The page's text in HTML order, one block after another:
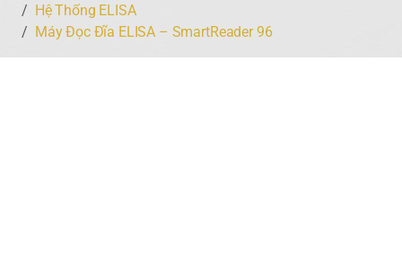
Hệ Thống ELISA
Máy Đọc Đĩa ELISA – SmartReader 96